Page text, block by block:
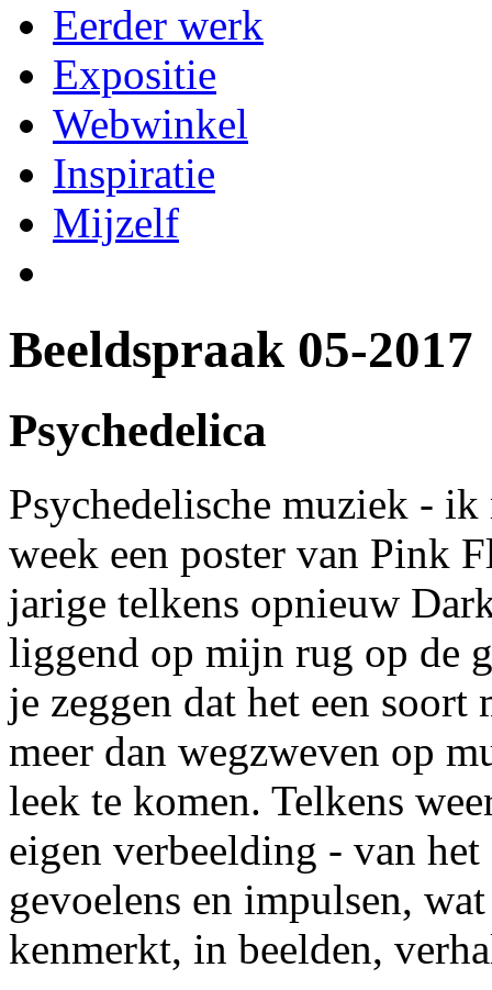
Eerder werk
Expositie
Webwinkel
Inspiratie
Mijzelf
Beeldspraak 05-2017
Psychedelica
Psychedelische muziek - ik
week een poster van Pink
jarige telkens opnieuw
liggend op mijn rug op de
je zeggen dat het een
meer dan wegzweven op
leek te komen. Telkens
eigen verbeelding - van
gevoelens en impulsen,
kenmerkt, in beelden,